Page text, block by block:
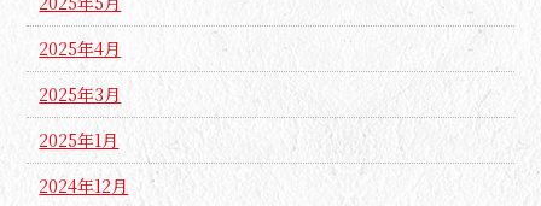
2025年4月
2025年3月
2025年1月
2024年12月